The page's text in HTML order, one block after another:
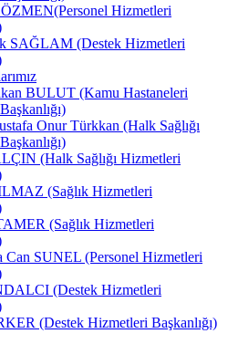
Hizmetleri
SAĞLAM (Destek Hizmetleri
BULUT (Kamu Hastaneleri
Onur Türkkan (Halk Sağlığı
(Halk Sağlığı Hizmetleri
(Sağlık Hizmetleri
(Sağlık Hizmetleri
Can SUNEL (Personel Hizmetleri
(Destek Hizmetleri
(Destek Hizmetleri Başkanlığı)